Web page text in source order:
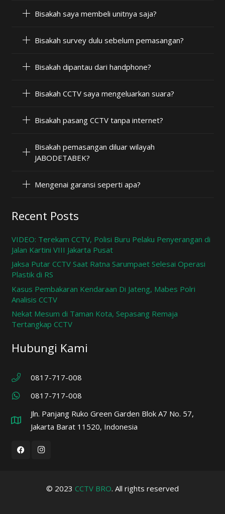
Bisakah saya membeli unitnya saja?
Bisakah survey dulu sebelum pemasangan?
Bisakah dipantau dari handphone?
Bisakah CCTV saya mengeluarkan suara?
Bisakah pasang CCTV tanpa internet?
Bisakah pemasangan diluar wilayah
JABODETABEK?
Mengenai garansi seperti apa?
Recent Posts
VIDEO: Terekam CCTV, Polisi Buru Pelaku Penyerangan di
Jalan Kartini VIII Jakarta Pusat
Jaksa Putar CCTV Saat Ratna Sarumpaet Selesai Operasi
Plastik di RS
Kasus Pembakaran Kendaraan Di Jateng, Mabes Polri
Analisis CCTV
Nekat Mesum di Taman Kota, Sepasang Remaja
Tertangkap CCTV
Hubungi Kami
0817-717-008
0817-717-008
Jln. Panjang Ruko Green Garden Blok A7 No. 57,
Jakarta Barat 11520, Indonesia
© 2023 CCTV BRO. All rights reserved